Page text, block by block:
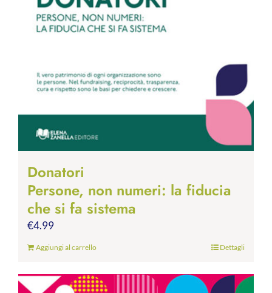
Donatori
Persone, non numeri: la fiducia
che si fa sistema
€4.99
Aggiungi al carrello Dettagli